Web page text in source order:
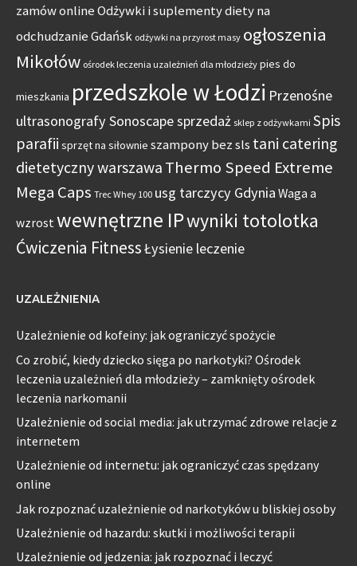
zamów onlineOdżywki i suplementy diety na
odchudzanie Gdańsk odżywki na przyrost masy ogłoszenia
Mikołów ośrodek leczenia uzależnień dla młodzieży pies do
mieszkania przedszkole w Łodzi Przenośne
ultrasonografy Sonoscape sprzedaż sklep z odżywkami Spis
parafii sprzęt na siłownie szampony bez sls tani catering
dietetyczny warszawa Thermo Speed Extreme
Mega Caps Trec Whey 100 usg tarczycy Gdynia Waga a
wzrost wewnętrzne IPwyniki totolotka
Ćwiczenia FitnessŁysienie leczenie
UZALEŻNIENIA
Uzależnienie od kofeiny: jak ograniczyć spożycie
Co zrobić, kiedy dziecko sięga po narkotyki? Ośrodek
leczenia uzależnień dla młodzieży – zamknięty ośrodek
leczenia narkomanii
Uzależnienie od social media: jak utrzymać zdrowe relacje z
internetem
Uzależnienie od internetu: jak ograniczyć czas spędzany
online
Jak rozpoznać uzależnienie od narkotyków u bliskiej osoby
Uzależnienie od hazardu: skutki i możliwości terapii
Uzależnienie od jedzenia: jak rozpoznać i leczyć